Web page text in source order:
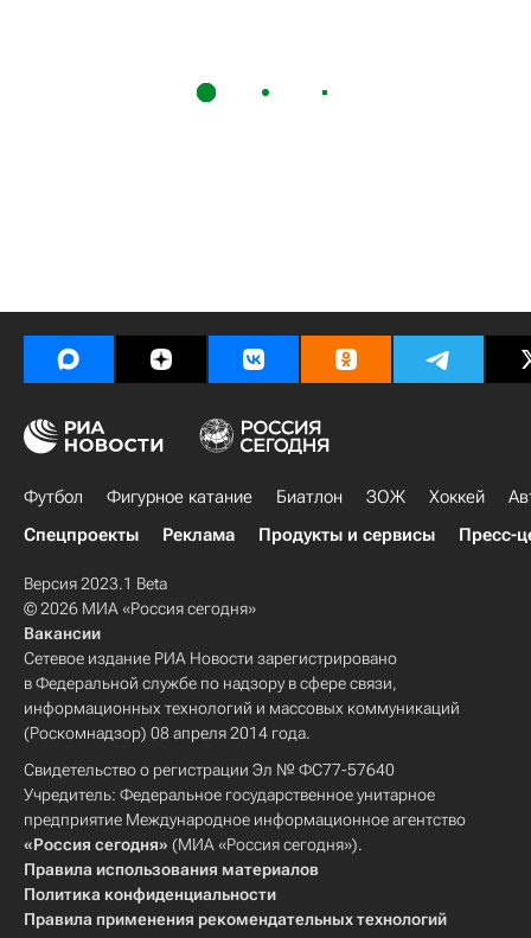
Футбол Фигурное катание Биатлон ЗОЖ Хоккей
Спецпроекты
Реклама Продукты и сервисы Пресс-
Версия 2023.1 Beta
© 2026 МИА «Россия сегодня»
Вакансии
Сетевое издание РИА Новости зарегистрировано
в Федеральной службе по надзору в сфере связи,
информационных технологий и массовых коммуникаций
(Роскомнадзор) 08 апреля 2014 года.
Свидетельство о регистрации Эл № ФС77-57640
Учредитель: Федеральное государственное унитарное
предприятие Международное информационное агентство
«Россия сегодня» (МИА «Россия сегодня»).
Правила использования материалов
Политика конфиденциальности
Правила применения рекомендательных технологий